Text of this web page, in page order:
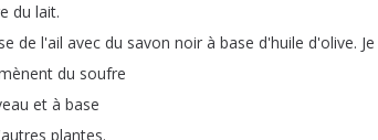
du lait.
de l'ail avec du savon noir à base d'huile d'olive. Je
du soufre
et à base
plantes.